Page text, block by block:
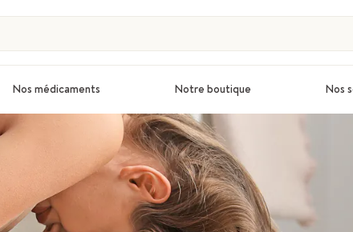
Nos médicaments Notre boutique Nos